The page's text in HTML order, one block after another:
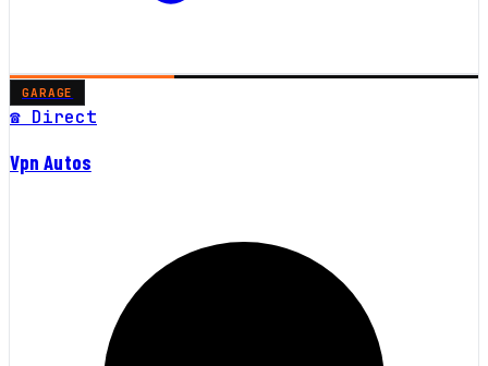
GARAGE
☎ Direct
Vpn Autos